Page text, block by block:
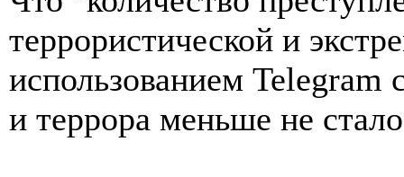
террористической и
использованием Telegram
и террора меньше не